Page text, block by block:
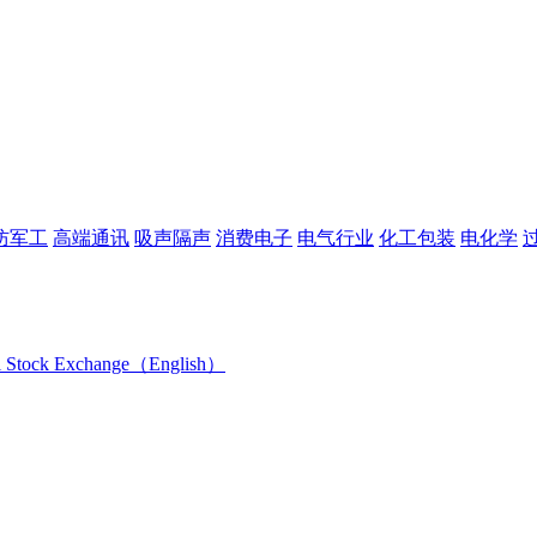
军工 高端通讯 吸声隔声 消费电子 电气行业 化工包装 电化学
Stock Exchange（English）